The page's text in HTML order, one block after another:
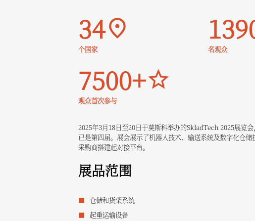
34
个国家 名观众
7500+
观众首次参与
2025年3月18日至20日于莫斯科举办的SkladTech 2025展览
已是第四届。展会展示了机器人技术、输送系统及数字化仓
采购商搭建起对接平台。
展品范围
仓储和货架系统
起重运输设备